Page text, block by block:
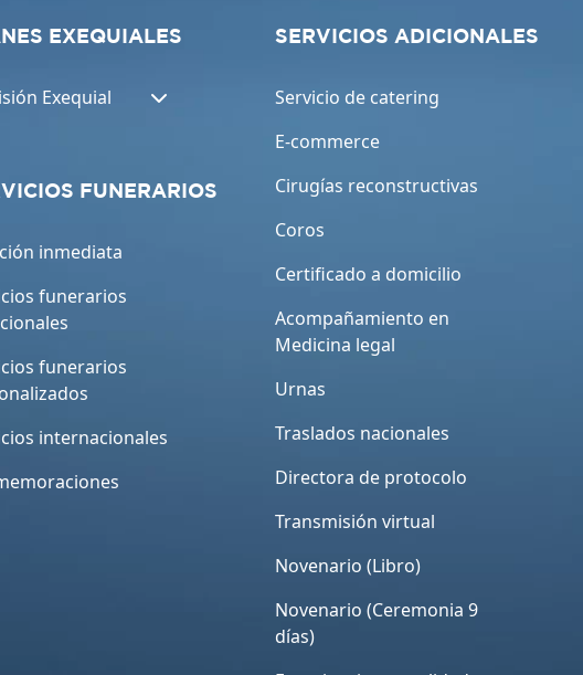
EXEQUIALES
Exequial
FUNERARIOS
inmediata
funerarios
funerarios
internacionales
SERVICIOS ADICIONALES
Servicio de catering
E-commerce
Cirugías reconstructivas
Coros
Certificado a domicilio
Acompañamiento en
Medicina legal
Urnas
Traslados nacionales
Directora de protocolo
Transmisión virtual
Novenario (Libro)
Novenario (Ceremonia 9
días)